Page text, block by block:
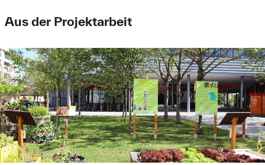
Aus der Projektarbeit